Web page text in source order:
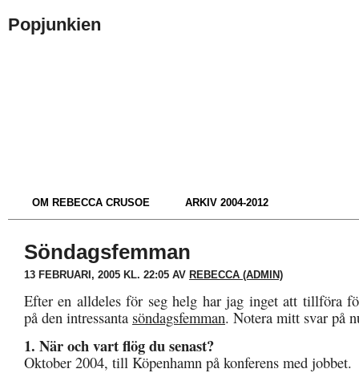
Popjunkien
OM REBECCA CRUSOE ARKIV 2004-2012
Söndagsfemman
13 FEBRUARI, 2005 KL. 22:05 AV REBECCA (ADMIN)
Efter en alldeles för seg helg har jag inget att tillföra
på den intressanta söndagsfemman. Notera mitt svar på
1. När och vart flög du senast?
Oktober 2004, till Köpenhamn på konferens med jobbet.